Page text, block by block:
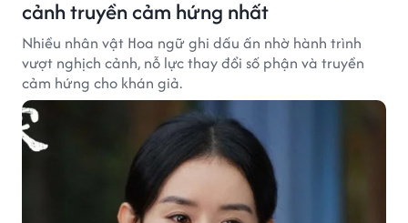
PHIM ẢNH 15 phút trước
Điều khiến Kiều Phong trở thành nhân
vật khó thay thế của Kim Dung